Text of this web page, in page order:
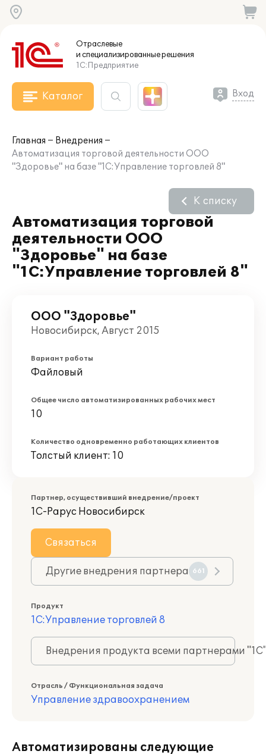
Отраслевые
и специализированныерешения
1С:Предприятие
Каталог Вход
Главная
Внедрения
Автоматизация торговой деятельности ООО
"Здоровье" на базе "1С:Управление торговлей 8"
Автоматизация торговой
деятельности ООО
"Здоровье" на базе
"1С:Управление торговлей 8"
К списку
ООО "Здоровье"
Новосибирск, Август 2015
Вариант работы
Файловый
Общее число автоматизированных рабочих мест
10
Количество одновременно работающих клиентов
Толстый клиент: 10
Партнер, осуществивший внедрение/проект
1С-Рарус Новосибирск
Связаться
Другие внедрения партнера 661
Продукт
1С:Управление торговлей 8
Внедрения продукта всеми партнерами
Отрасль / Функциональная задача
Управление здравоохранением
Автоматизированы следующие